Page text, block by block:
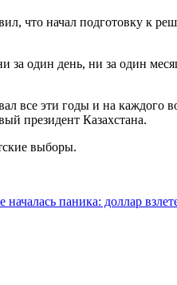
что начал подготовку к
один день, ни за один
все эти годы и на каждого
президент Казахстана.
выборы.
началась паника: доллар